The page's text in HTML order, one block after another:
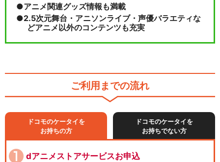
アニメ関連グッズ情報も満載
2.5次元舞台・アニソンライブ・声優バラエティな
どアニメ以外のコンテンツも充実
ご利用までの流れ
ドコモのケータイを
お持ちの方
ドコモのケータイを
お持ちでない方
dアニメストアサービスお申込